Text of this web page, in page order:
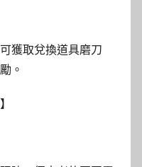
獲取兌換道具磨刀
。